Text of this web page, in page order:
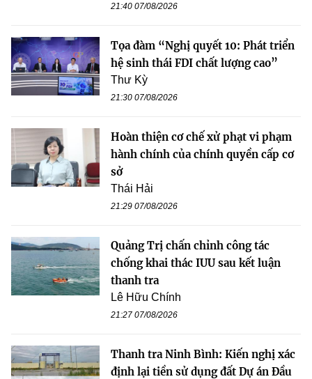
21:40 07/08/2026
Tọa đàm “Nghị quyết 10: Phát triển
hệ sinh thái FDI chất lượng cao”
Thư Kỳ
21:30 07/08/2026
Hoàn thiện cơ chế xử phạt vi phạm
hành chính của chính quyền cấp cơ
sở
Thái Hải
21:29 07/08/2026
Quảng Trị chấn chỉnh công tác
chống khai thác IUU sau kết luận
thanh tra
Lê Hữu Chính
21:27 07/08/2026
Thanh tra Ninh Bình: Kiến nghị xác
định lại tiền sử dụng đất Dự án Đầu